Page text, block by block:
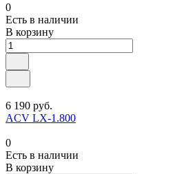
0
Есть в наличии
В корзину
6 190 руб.
ACV LX-1.800
0
Есть в наличии
В корзину